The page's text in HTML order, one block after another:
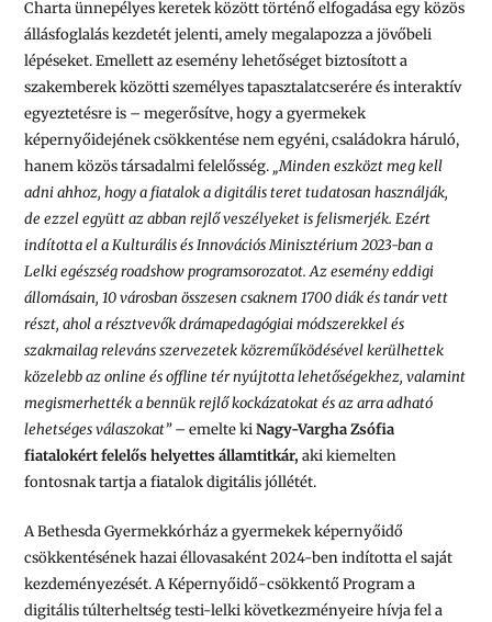
Charta ünnepélyes keretek között történő elfogadása egy közös
állásfoglalás kezdetét jelenti, amely megalapozza a jövőbeli
lépéseket. Emellett az esemény lehetőséget biztosított a
szakemberek közötti személyes tapasztalatcserére és interaktív
egyeztetésre is – megerősítve, hogy a gyermekek
képernyőidejének csökkentése nem egyéni, családokra háruló,
hanem közös társadalmi felelősség. „Minden eszközt meg kell
adni ahhoz, hogy a fiatalok a digitális teret tudatosan használják,
de ezzel együtt az abban rejlő veszélyeket is felismerjék. Ezért
indította el a Kulturális és Innovációs Minisztérium 2023-ban a
Lelki egészség roadshow programsorozatot. Az esemény eddigi
állomásain, 10 városban összesen csaknem 1700 diák és tanár vett
részt, ahol a résztvevők drámapedagógiai módszerekkel és
szakmailag releváns szervezetek közreműködésével kerülhettek
közelebb az online és offline tér nyújtotta lehetőségekhez, valamint
megismerhették a bennük rejlő kockázatokat és az arra adható
lehetséges válaszokat”– emelte kiNagy-Vargha Zsófia
fiatalokért felelős helyettes államtitkár,aki kiemelten
fontosnak tartja a fiatalok digitális jóllétét.
A Bethesda Gyermekkórház a gyermekek képernyőidő
csökkentésének hazai éllovasaként 2024-ben indította el saját
kezdeményezését. A Képernyőidő-csökkentő Program a
digitális túlterheltség testi-lelki következményeire hívja fel a